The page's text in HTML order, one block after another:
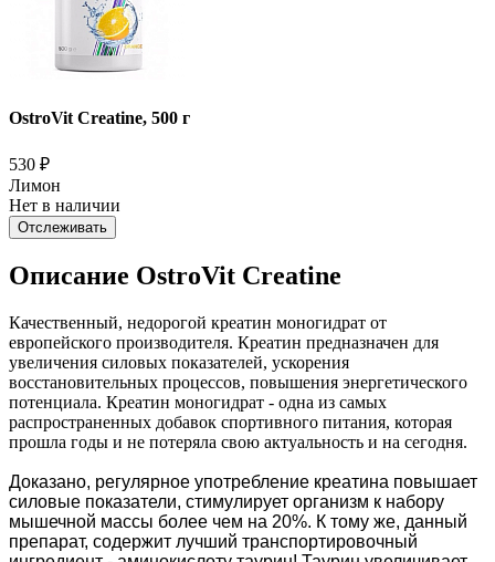
OstroVit Creatine, 500 г
530 ₽
Лимон
Нет в наличии
Отслеживать
Описание OstroVit Creatine
Качественный, недорогой креатин моногидрат от
европейского производителя. Креатин предназначен для
увеличения силовых показателей, ускорения
восстановительных процессов, повышения энергетического
потенциала. Креатин моногидрат - одна из самых
распространенных добавок спортивного питания, которая
прошла годы и не потеряла свою актуальность и на сегодня.
Доказано, регулярное употребление креатина повышает
силовые показатели, стимулирует организм к набору
мышечной массы более чем на 20%. К тому же, данный
препарат, содержит лучший транспортировочный